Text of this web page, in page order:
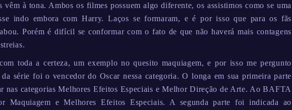
vêm à tona. Ambos os filmes possuem algo diferente, os assistimos como se uma
indo embora com Harry. Laços se formaram, e é por isso que para os fãs
Porém é difícil se conformar com o fato de que não haverá mais contagens
toda a certeza, um exemplo no quesito maquiagem, e por isso me pergunto
série foi o vencedor do Oscar nessa categoria. O longa em sua primeira parte
nas categorias Melhores Efeitos Especiais e Melhor Direção de Arte. Ao BAFTA
Maquiagem e Melhores Efeitos Especiais. A segunda parte foi indicada ao